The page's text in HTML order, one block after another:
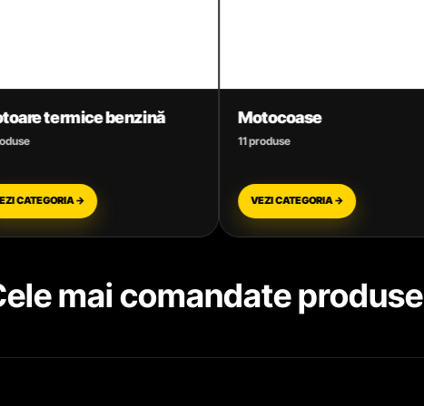
Motocoase
VEZI CATEGORIA →
Motofierăstraie
VEZI CATEGORIA →
mai comandate produse